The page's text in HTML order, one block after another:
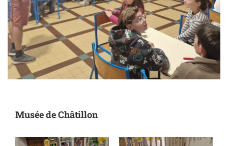
Musée de Châtillon